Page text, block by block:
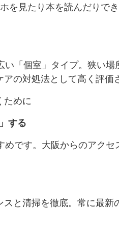
を見たり本を読んだりで
「個室」タイプ。狭い
の対処法として高く評価
ために
する
です。大阪からのアク
と清掃を徹底。常に最